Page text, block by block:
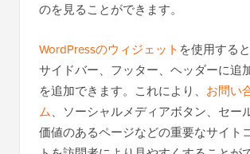
のを見ることができます。
WordPressのウィジェット を使用する
サイドバー、フッター、ヘッダーに追
を追加できます。これにより、 お問い
ム、ソーシャルメディアボタン、セー
価値のあるページなどの重要なサイト